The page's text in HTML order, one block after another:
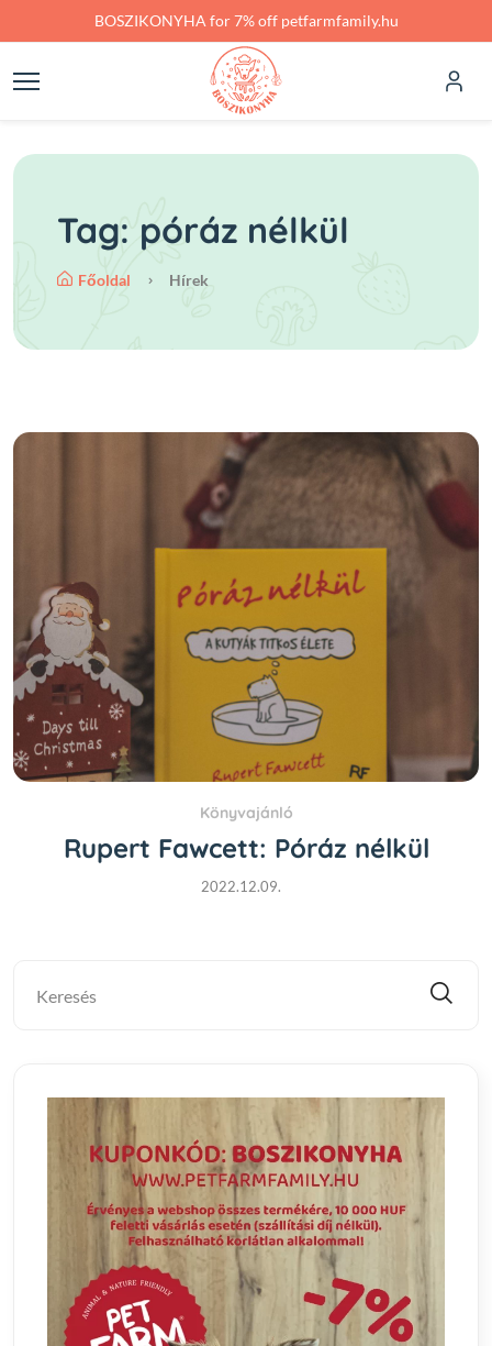
Skip to main contentBOSZIKONYHA for 7% off petfarmfamily.hu
Tag: póráz nélkül
Főoldal Hírek
Könyvajánló
Rupert Fawcett: Póráz nélkül
2022.12.09.